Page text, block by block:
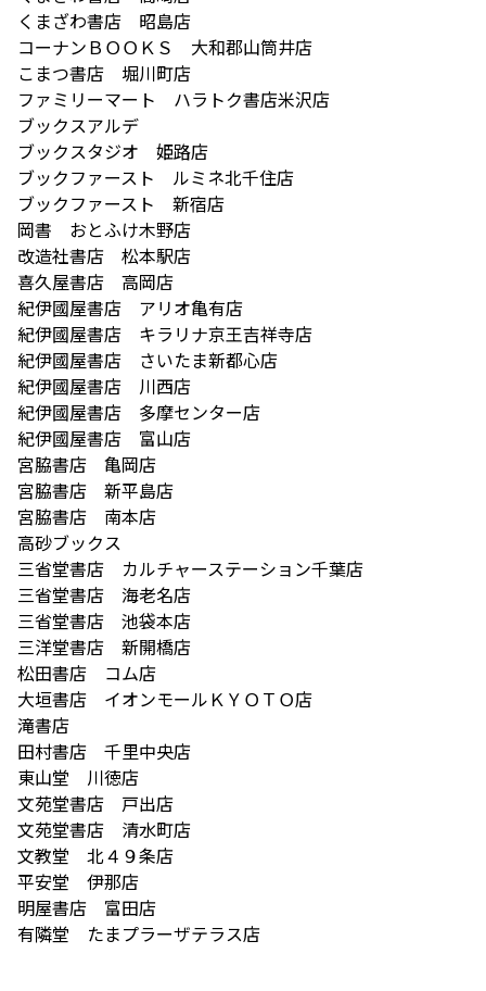
くまざわ書店 昭島店
コーナンＢＯＯＫＳ 大和郡山筒井店
こまつ書店 堀川町店
ファミリーマート ハラトク書店米沢店
ブックスアルデ
ブックスタジオ 姫路店
ブックファースト ルミネ北千住店
ブックファースト 新宿店
岡書 おとふけ木野店
改造社書店 松本駅店
喜久屋書店 高岡店
紀伊國屋書店 アリオ亀有店
紀伊國屋書店 キラリナ京王吉祥寺店
紀伊國屋書店 さいたま新都心店
紀伊國屋書店 川西店
紀伊國屋書店 多摩センター店
紀伊國屋書店 富山店
宮脇書店 亀岡店
宮脇書店 新平島店
宮脇書店 南本店
高砂ブックス
三省堂書店 カルチャーステーション千葉店
三省堂書店 海老名店
三省堂書店 池袋本店
三洋堂書店 新開橋店
松田書店 コム店
大垣書店 イオンモールＫＹＯＴＯ店
滝書店
田村書店 千里中央店
東山堂 川徳店
文苑堂書店 戸出店
文苑堂書店 清水町店
文教堂 北４９条店
平安堂 伊那店
明屋書店 富田店
有隣堂 たまプラーザテラス店